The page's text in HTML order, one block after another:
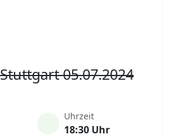
05.07.2024
Uhrzeit
18:30 Uhr